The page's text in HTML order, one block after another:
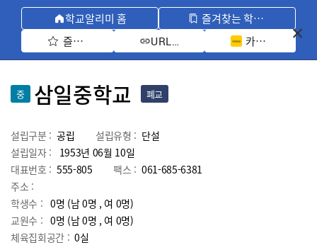
학교알리미 홈
즐겨찾는 학교 모아보기
즐겨찾기 선택
URL 복사 카카오톡 공유
중 삼일중학교 폐교
설립구분 : 공립 설립유형 : 단설
설립일자 :
1953년 06월 10일
대표번호 : 555-805 팩스 : 061-685-6381
주소 :
학생수 : 0명 (남 0명 , 여 0명)
교원수 : 0명 (남0명 , 여 0명)
체육집회공간 : 0실